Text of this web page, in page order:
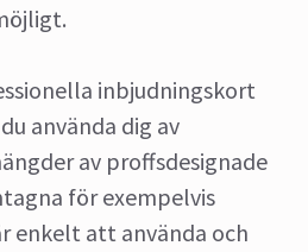
inbjudningskort
använda dig av
av proffsdesignade
för exempelvis
enkelt att använda och